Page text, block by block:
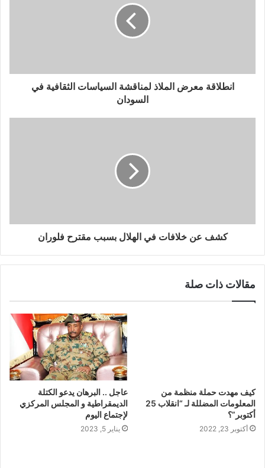
انطلاقة معرض الملاذ لمناقشة السياسات الثقافية في
السودان
كشف عن خلافات في الهلال بسبب مقترح فلوران
مقالات ذات صلة
كيف مهدت حملة منظمة من
المعلومات المضللة لـ “انقلاب 25
أكتوبر”؟
أكتوبر 23, 2022
عاجل .. البرهان يدعو الكتلة
الديمقراطية و المجلس المركزي
لإجتماع اليوم
يناير 5, 2023